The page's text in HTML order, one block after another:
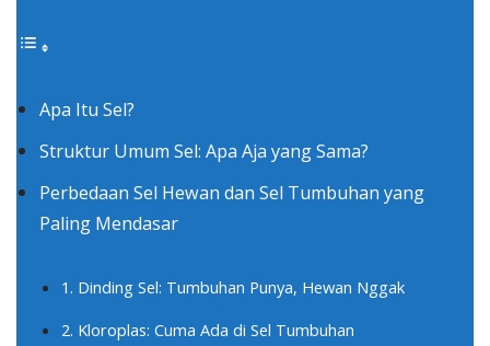
Apa Itu Sel?
Struktur Umum Sel: Apa Aja yang Sama?
Perbedaan Sel Hewan dan Sel Tumbuhan yang
Paling Mendasar
1. Dinding Sel: Tumbuhan Punya, Hewan Nggak
2. Kloroplas: Cuma Ada di Sel Tumbuhan